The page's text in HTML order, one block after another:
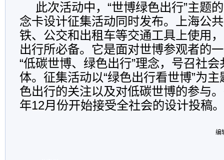
此次活动中，“世博绿色出行”主题
念卡设计征集活动同时发布。上海公
铁、公交和出租车等交通工具上使用
出行所必备。它是面对世博参观者的
“低碳世博、绿色出行”理念，号召社
体。征集活动以“绿色出行看世博”为
色出行的关注以及对低碳世博的参与
年12月份开始接受全社会的设计投稿。
编